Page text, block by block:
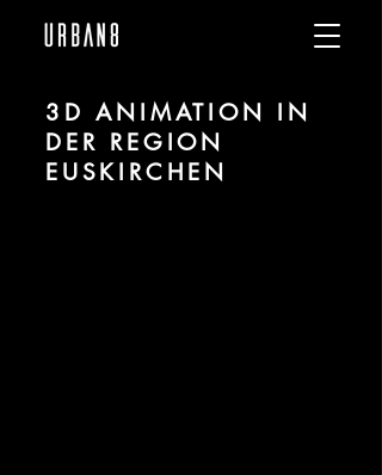
3D ANIMATION IN
DER REGION
EUSKIRCHEN